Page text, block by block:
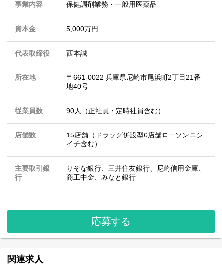
事業内容 保健調剤業務・一般用医薬品
資本金 5,000万円
代表取締役 西本誠
所在地
〒661-0022 兵庫県尼崎市尾浜町2丁目21番
地40号
従業員数 90人（正社員・定時社員含む）
店舗数
15店舗（ドラッグ併設型6店舗ローソンニシ
イチ含む）
主要取引銀
行
りそな銀行、三井住友銀行、尼崎信用金庫、
商工中金、みなと銀行
応募する
関連求人